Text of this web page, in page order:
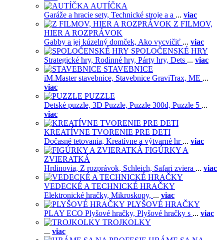
AUTÍČKA
Garáže a hracie sety, Technické stroje a a ... viac
Z FILMOV,
HIER A ROZPRÁVOK
Gabby a jej kúzelný domček, Ako vycvičiť ... viac
SPOLOČENSKÉ HRY
Strategické hry, Rodinné hry, Párty hry, Dets ... viac
STAVEBNICE
iM.Master stavebnice, Stavebnice GraviTrax, ME ...
viac
PUZZLE
Detské puzzle, 3D Puzzle, Puzzle 300d, Puzzle 5 ...
viac
KREATÍVNE TVORENIE PRE DETI
Dočasné tetovania, Kreatívne a výtvarné hr ... viac
FIGÚRKY A
ZVIERATKÁ
Hrdinovia, Z rozprávok, Schleich, Safari zviera ... viac
VEDECKÉ A TECHNICKÉ HRAČKY
Elektronické hračky, Mikroskopy, ... viac
PLYŠOVÉ HRAČKY
PLAY ECO Plyšové hračky, Plyšové hračky s ... viac
TROJKOLKY
... viac